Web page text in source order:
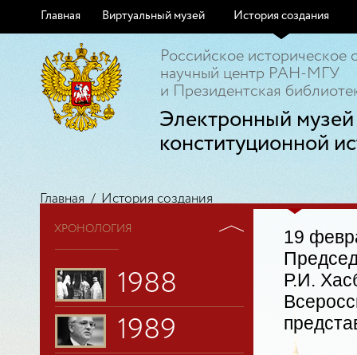
Главная Виртуальный музей История создания
Российское историческое
научный центр РАН-МГУ
и Президентская
Электронный музей
конституционной
Главная / История создания
ХРОНОЛОГИЯ
1988
1989
19
Р.И.